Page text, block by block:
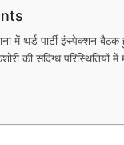
में थर्ड पार्टी इंस्पेक्शन बैठक
की संदिग्ध परिस्थितियों में